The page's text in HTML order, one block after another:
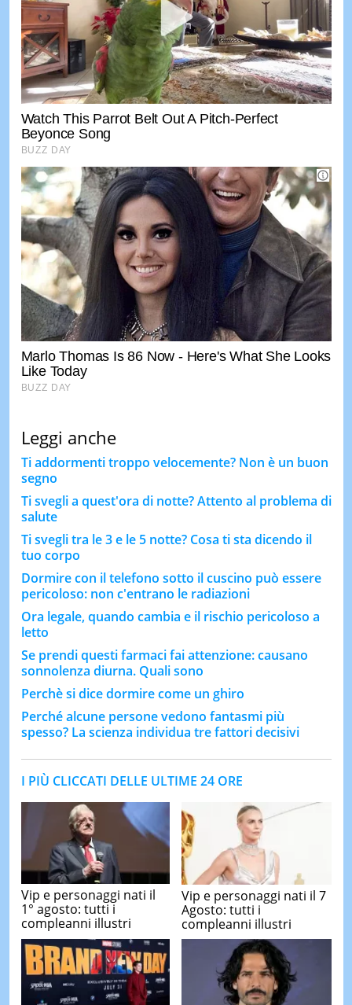
Leggi anche
Ti addormenti troppo velocemente? Non è un buon
segno
Ti svegli a quest'ora di notte? Attento al problema di
salute
Ti svegli tra le 3 e le 5 notte? Cosa ti sta dicendo il
tuo corpo
Dormire con il telefono sotto il cuscino può essere
pericoloso: non c'entrano le radiazioni
Ora legale, quando cambia e il rischio pericoloso a
letto
Se prendi questi farmaci fai attenzione: causano
sonnolenza diurna. Quali sono
Perchè si dice dormire come un ghiro
Perché alcune persone vedono fantasmi più
spesso? La scienza individua tre fattori decisivi
I PIÙ CLICCATI DELLE ULTIME 24 ORE
Vip e personaggi nati il
1° agosto: tutti i
compleanni illustri
Vip e personaggi nati il 7
Agosto: tutti i
compleanni illustri